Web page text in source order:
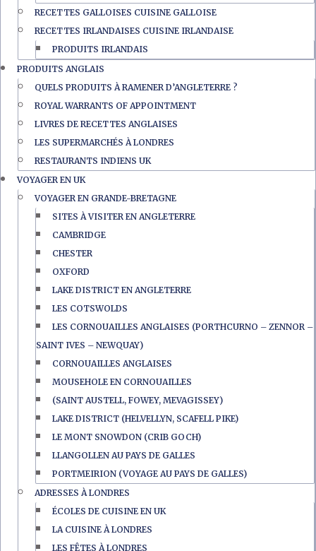
RECETTES GALLOISES CUISINE GALLOISE
RECETTES IRLANDAISES CUISINE IRLANDAISE
PRODUITS IRLANDAIS
PRODUITS ANGLAIS
QUELS PRODUITS À RAMENER D’ANGLETERRE ?
ROYAL WARRANTS OF APPOINTMENT
LIVRES DE RECETTES ANGLAISES
LES SUPERMARCHÉS À LONDRES
RESTAURANTS INDIENS UK
VOYAGER EN UK
VOYAGER EN GRANDE-BRETAGNE
SITES À VISITER EN ANGLETERRE
CAMBRIDGE
CHESTER
OXFORD
LAKE DISTRICT EN ANGLETERRE
LES COTSWOLDS
LES CORNOUAILLES ANGLAISES (PORTHCURNO – ZENNOR –
SAINT IVES – NEWQUAY)
CORNOUAILLES ANGLAISES
MOUSEHOLE EN CORNOUAILLES
(SAINT AUSTELL, FOWEY, MEVAGISSEY)
LAKE DISTRICT (HELVELLYN, SCAFELL PIKE)
LE MONT SNOWDON (CRIB GOCH)
LLANGOLLEN AU PAYS DE GALLES
PORTMEIRION (VOYAGE AU PAYS DE GALLES)
ADRESSES À LONDRES
ÉCOLES DE CUISINE EN UK
LA CUISINE À LONDRES
LES FÊTES À LONDRES